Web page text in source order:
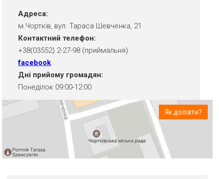
Адреса:
м.Чортків, вул. Тараса Шевченка, 21
Контактний телефон:
+38(03552) 2-27-98 (приймальня)
facebook
Дні прийому громадян:
Понеділок 09:00-12:00
Як доїхати?